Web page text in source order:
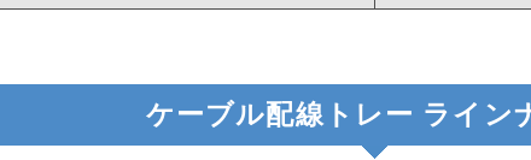
ケーブル配線トレー ライン